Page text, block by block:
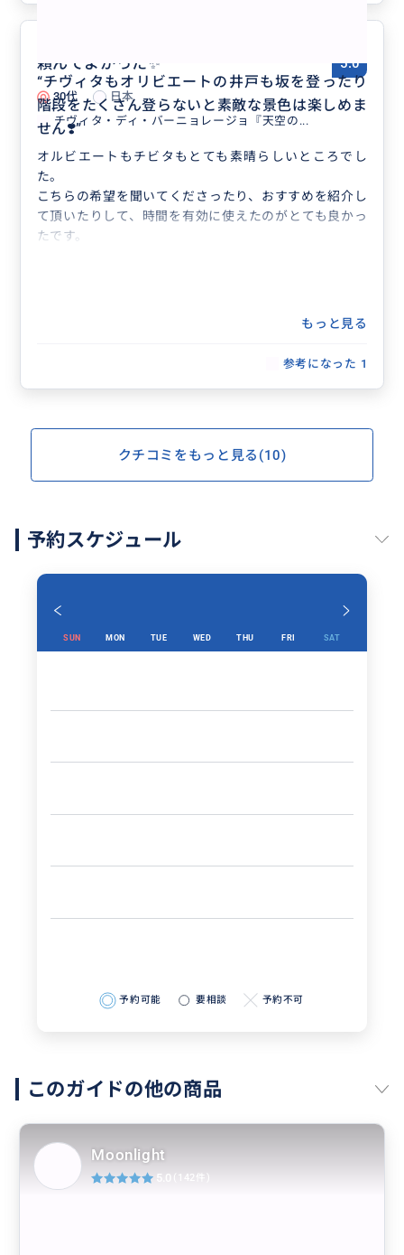
“チヴィタもオリビエートの井戸も坂を登ったり
階段をたくさん登らないと素敵な景色は楽しめま
せん❣️”
頼んでよかった✨ 5.0
30代
日本
チヴィタ・ディ・バーニョレージョ『天空の...
オルビエートもチビタもとても素晴らしいところでし
た。
こちらの希望を聞いてくださったり、おすすめを紹介し
て頂いたりして、時間を有効に使えたのがとても良かっ
たです。
もっと見る
参考になった 1
クチコミをもっと見る(10)
予約スケジュール
SUN MON TUE WED THU FRI SAT
予約可能 要相談 予約不可
このガイドの他の商品
Moonlight
5.0 (142件)